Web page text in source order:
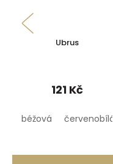
Ubrus
121 Kč
béžová červenobílá